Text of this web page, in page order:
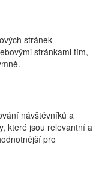
stránek
stránkami tím,
návštěvníků a
které jsou relevantní a
pro